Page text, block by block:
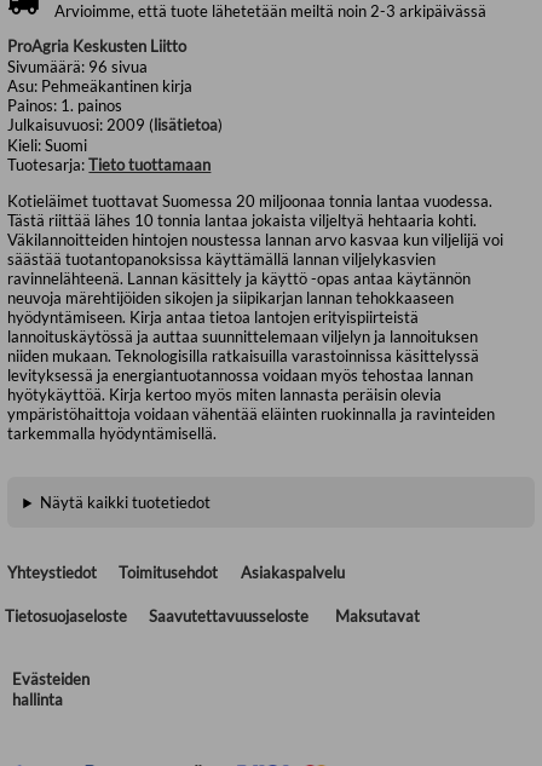
ProAgria Keskusten Liitto
Sivumäärä: 96 sivua
Asu: Pehmeäkantinen kirja
Painos: 1. painos
Julkaisuvuosi: 2009 (lisätietoa)
Kieli:Suomi
Tuotesarja: Tieto tuottamaan
Kotieläimet tuottavat Suomessa 20 miljoonaa tonnia lantaa vuodessa.
Tästä riittää lähes 10 tonnia lantaa jokaista viljeltyä hehtaaria kohti.
Väkilannoitteiden hintojen noustessa lannan arvo kasvaa kun viljelijä voi
säästää tuotantopanoksissa käyttämällä lannan viljelykasvien
ravinnelähteenä. Lannan käsittely ja käyttö -opas antaa käytännön
neuvoja märehtijöiden sikojen ja siipikarjan lannan tehokkaaseen
hyödyntämiseen. Kirja antaa tietoa lantojen erityispiirteistä
lannoituskäytössä ja auttaa suunnittelemaan viljelyn ja lannoituksen
niiden mukaan. Teknologisilla ratkaisuilla varastoinnissa käsittelyssä
levityksessä ja energiantuotannossa voidaan myös tehostaa lannan
hyötykäyttöä. Kirja kertoo myös miten lannasta peräisin olevia
ympäristöhaittoja voidaan vähentää eläinten ruokinnalla ja ravinteiden
tarkemmalla hyödyntämisellä.
Arvioimme, että tuote lähetetään meiltä noin 2-3 arkipäivässä
Näytä kaikki tuotetiedot
Yhteystiedot Toimitusehdot Asiakaspalvelu
Tietosuojaseloste Saavutettavuusseloste Maksutavat
Evästeiden
hallinta